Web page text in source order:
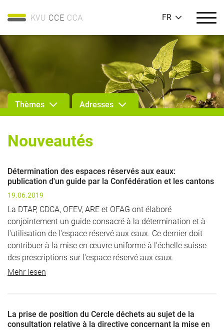
FR
Thèmes Adresses
Nouveautés
Détermination des espaces réservés aux eaux:
publication d'un guide par la Confédération et les cantons
19.06.2019
La DTAP, CDCA, OFEV, ARE et OFAG ont élaboré
conjointement un guide consacré à la détermination et à
l'utilisation de l'espace réservé aux eaux. Ce dernier doit
contribuer à la mise en œuvre uniforme à l'échelle suisse
des prescriptions sur l'espace réservé aux eaux.
Mehr lesen
La prise de position du Cercle déchets au sujet de la
consultation relative à la directive concernant la mise en